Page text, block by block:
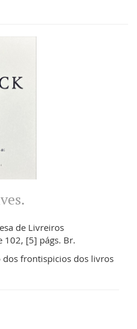
de Livreiros
102, [5] págs. Br.
frontispicios dos livros